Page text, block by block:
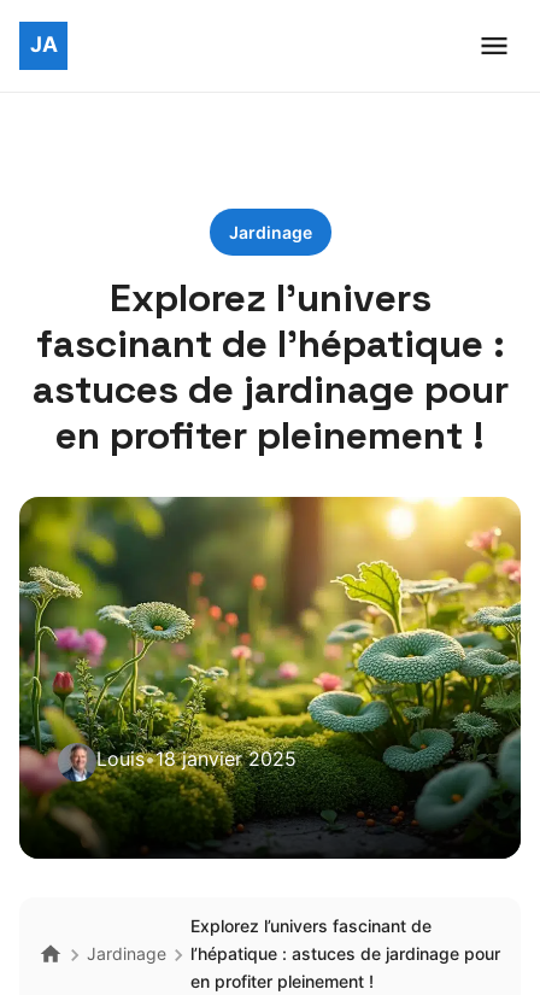
Jardinage
Explorez l’univers
fascinant de l’hépatique :
astuces de jardinage pour
en profiter pleinement !
Louis•18 janvier 2025
Jardinage
Explorez l’univers fascinant de
l’hépatique : astuces de jardinage pour
en profiter pleinement !